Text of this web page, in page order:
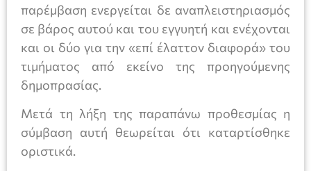
παρέμβαση ενεργείται δε αναπλειστηριασμός
σε βάρος αυτού και του εγγυητή και ενέχονται
και οι δύο για την «επί έλαττον διαφορά» του
τιμήματος από εκείνο της προηγούμενης
δημοπρασίας.
Μετά τη λήξη της παραπάνω προθεσμίας η
σύμβαση αυτή θεωρείται ότι καταρτίσθηκε
οριστικά.